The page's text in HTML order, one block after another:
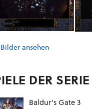
ansehen
DER SERIE
Baldur's Gate 3